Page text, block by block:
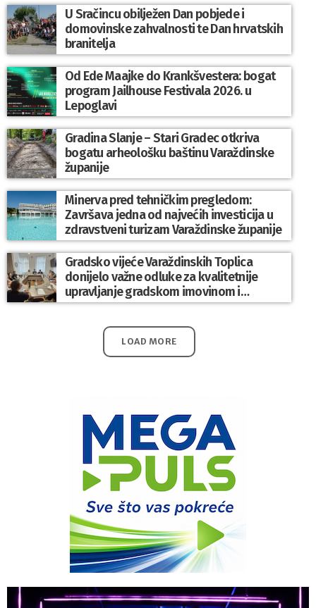
U Sračincu obilježen Dan pobjede i
domovinske zahvalnosti te Dan hrvatskih
branitelja
Od Ede Maajke do Krankšvestera: bogat
program Jailhouse Festivala 2026. u
Lepoglavi
Gradina Slanje – Stari Gradec otkriva
bogatu arheološku baštinu Varaždinske
županije
Minerva pred tehničkim pregledom:
Završava jedna od najvećih investicija u
zdravstveni turizam Varaždinske županije
Gradsko vijeće Varaždinskih Toplica
donijelo važne odluke za kvalitetnije
upravljanje gradskom imovinom i
komunalnim sustavom
LOAD MORE